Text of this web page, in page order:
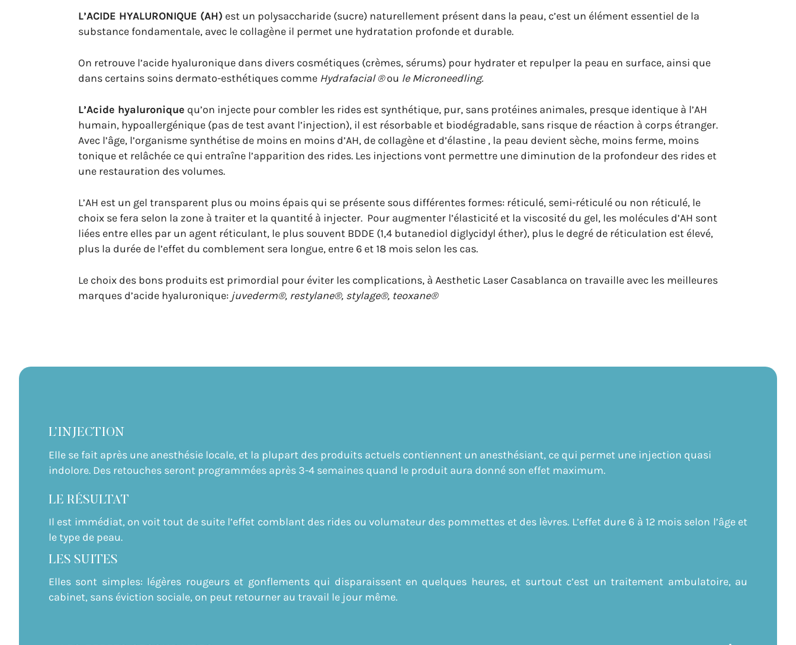
L’ACIDE HYALURONIQUE (AH) est un polysaccharide (sucre) naturellement présent dans la peau, c’est un élément essentiel de la
substance fondamentale, avec le collagène il permet une hydratation profonde et durable.
On retrouve l’acide hyaluronique dans divers cosmétiques (crèmes, sérums) pour hydrater et repulper la peau en surface, ainsi que
dans certains soins dermato-esthétiques comme Hydrafacial ®ou le Microneedling.
L’Acide hyaluronique qu’on injecte pour combler les rides est synthétique, pur, sans protéines animales, presque identique à l’AH
humain, hypoallergénique (pas de test avant l’injection), il est résorbable et biodégradable, sans risque de réaction à corps étranger.
Avec l’âge, l’organisme synthétise de moins en moins d’AH, de collagène et d’élastine , la peau devient sèche, moins ferme, moins
tonique et relâchée ce qui entraîne l’apparition des rides. Les injections vont permettre une diminution de la profondeur des rides et
une restauration des volumes.
L’AH est un gel transparent plus ou moins épais qui se présente sous différentes formes: réticulé, semi-réticulé ou non réticulé, le
choix se fera selon la zone à traiter et la quantité à injecter. Pour augmenter l’élasticité et la viscosité du gel, les molécules d’AH sont
liées entre elles par un agent réticulant, le plus souvent BDDE (1,4 butanediol diglycidyl éther), plus le degré de réticulation est élevé,
plus la durée de l’effet du comblement sera longue, entre 6 et 18 mois selon les cas.
Le choix des bons produits est primordial pour éviter les complications, à Aesthetic Laser Casablanca on travaille avec les meilleures
marques d’acide hyaluronique: juvederm®, restylane®, stylage®, teoxane®
L’INJECTION
Elle se fait après une anesthésie locale, et la plupart des produits actuels contiennent un anesthésiant, ce qui permet une injection quasi
indolore. Des retouches seront programmées après 3-4 semaines quand le produit aura donné son effet maximum.
LE RÉSULTAT
Il est immédiat, on voit tout de suite l’effet comblant des rides ou volumateur des pommettes et des lèvres. L’effet dure 6 à 12 mois selon l’âge et
le type de peau.
LES SUITES
Elles sont simples: légères rougeurs et gonflements qui disparaissent en quelques heures, et surtout c’est un traitement ambulatoire, au
cabinet, sans éviction sociale, on peut retourner au travail le jour même.